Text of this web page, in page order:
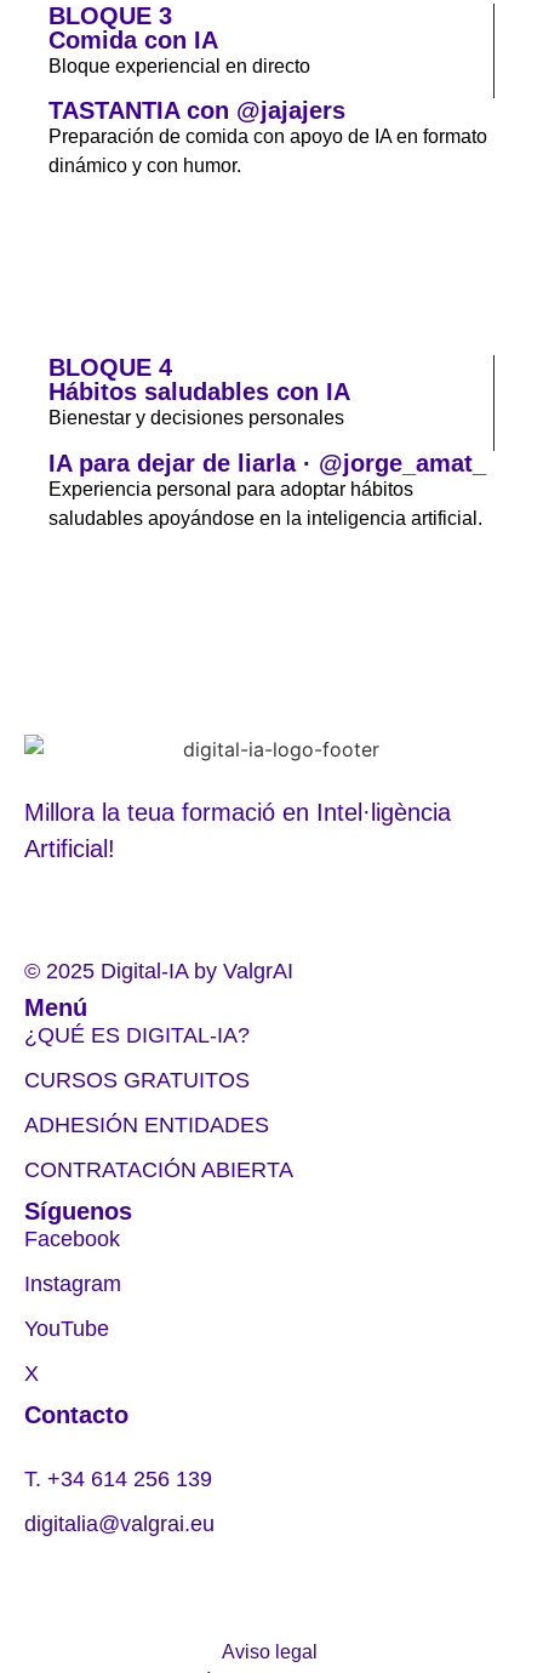
BLOQUE 3
Comida con IA
Bloque experiencial en directo
TASTANTIA con @jajajers
Preparación de comida con apoyo de IA en formato
dinámico y con humor.
BLOQUE 4
Hábitos saludables con IA
Bienestar y decisiones personales
IA para dejar de liarla · @jorge_amat_
Experiencia personal para adoptar hábitos
saludables apoyándose en la inteligencia artificial.
Millora la teua formació en Intel·ligència
Artificial!
© 2025 Digital-IA by ValgrAI
Menú
¿QUÉ ES DIGITAL-IA?
CURSOS GRATUITOS
ADHESIÓN ENTIDADES
CONTRATACIÓN ABIERTA
Síguenos
Facebook
Instagram
YouTube
X
Contacto
T. +34 614 256 139
digitalia@valgrai.eu
Aviso legal